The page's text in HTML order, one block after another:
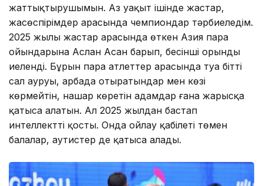
жаттықтырушымын. Аз уақыт ішінде жастар,
жасөспірімдер арасында чемпиондар тәрбиеледім.
2025 жылы жастар арасында өткен Азия пара
ойындарына Аслан Асан барып, бесінші орынды
иеленді. Бұрын пара атлеттер арасында туа бітті
сал ауруы, арбада отыратындар мен көзі
көрмейтін, нашар көретін адамдар ғана жарысқа
қатыса алатын. Ал 2025 жылдан бастап
интеллектті қосты. Онда ойлау қабілеті төмен
балалар, аутистер де қатыса алады.